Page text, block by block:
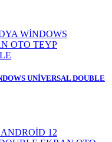
UNİVERSAL DOUBLE